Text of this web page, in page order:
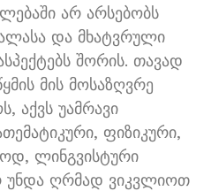
არ არსებობს
და მხატვრული
შორის. თავად
მის მოსაზღვრე
აქვს უამრავი
ფიზიკური,
ლინგვისტური
უნდა ღრმად ვიკვლიოთ